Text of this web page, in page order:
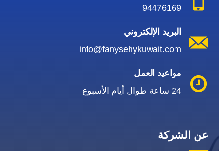
94476169
البريد الإلكتروني
info@fanysehykuwait.com
مواعيد العمل
24 ساعة طوال أيام الأسبوع
عن الشركة